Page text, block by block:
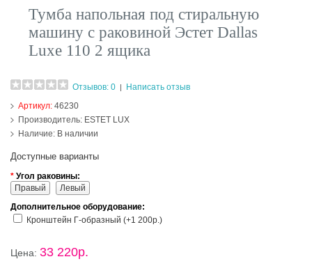
Тумба напольная под стиральную
машину с раковиной Эстет Dallas
Luxe 110 2 ящика
Отзывов: 0
Написать отзыв
Артикул:46230
Производитель: ESTET LUX
Наличие: В наличии
Доступные варианты
* Угол раковины:
Правый
Левый
Дополнительное оборудование:
Кронштейн Г-образный (+1 200р.)
Цена:33 220р.